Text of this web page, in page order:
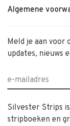
Algemene
Meld je aan voor
updates, nieuws
Silvester Strips
stripboeken en